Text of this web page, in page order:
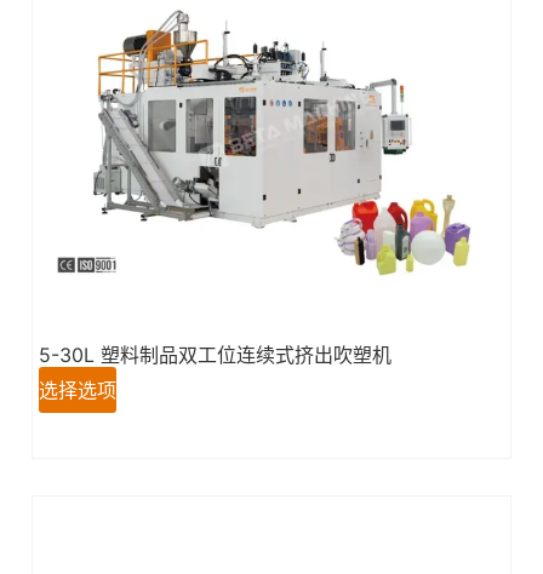
5-30L 塑料制品双工位连续式挤出吹塑机
选择选项